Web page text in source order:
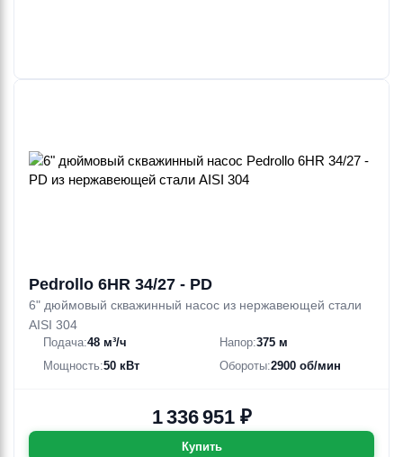
Pedrollo 6HR 34/27 - PD
6" дюймовый скважинный насос из нержавеющей стали
AISI 304
Подача:48 м³/ч Напор:375 м
Мощность:50 кВт Обороты:2900 об/мин
1 336 951 ₽
Купить